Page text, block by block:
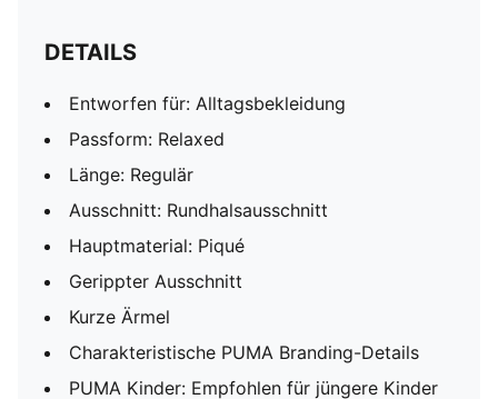
DETAILS
Entworfen für: Alltagsbekleidung
Passform: Relaxed
Länge: Regulär
Ausschnitt: Rundhalsausschnitt
Hauptmaterial: Piqué
Gerippter Ausschnitt
Kurze Ärmel
Charakteristische PUMA Branding-Details
PUMA Kinder: Empfohlen für jüngere Kinder